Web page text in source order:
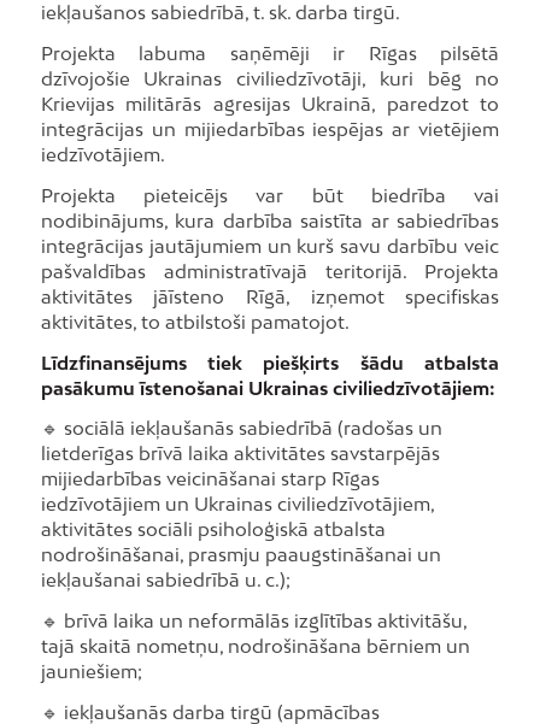
iekļaušanos sabiedrībā, t. sk. darba tirgū.
Projekta labuma saņēmēji ir Rīgas pilsētā
dzīvojošie Ukrainas civiliedzīvotāji, kuri bēg no
Krievijas militārās agresijas Ukrainā, paredzot to
integrācijas un mijiedarbības iespējas ar vietējiem
iedzīvotājiem.
Projekta pieteicējs var būt biedrība vai
nodibinājums, kura darbība saistīta ar sabiedrības
integrācijas jautājumiem un kurš savu darbību veic
pašvaldības administratīvajā teritorijā. Projekta
aktivitātes jāīsteno Rīgā, izņemot specifiskas
aktivitātes, to atbilstoši pamatojot.
Līdzfinansējums tiek piešķirts šādu atbalsta
pasākumu īstenošanai Ukrainas civiliedzīvotājiem:
🔹 sociālā iekļaušanās sabiedrībā (radošas un
lietderīgas brīvā laika aktivitātes savstarpējās
mijiedarbības veicināšanai starp Rīgas
iedzīvotājiem un Ukrainas civiliedzīvotājiem,
aktivitātes sociāli psiholoģiskā atbalsta
nodrošināšanai, prasmju paaugstināšanai un
iekļaušanai sabiedrībā u. c.);
🔹 brīvā laika un neformālās izglītības aktivitāšu,
tajā skaitā nometņu, nodrošināšana bērniem un
jauniešiem;
🔹 iekļaušanās darba tirgū (apmācības